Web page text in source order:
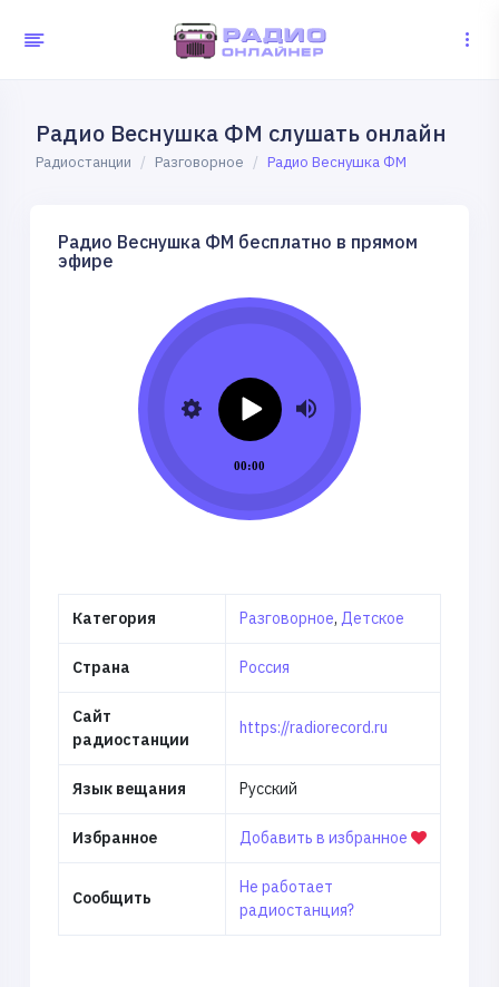
Радио Веснушка ФМ слушать онлайн
Радиостанции Разговорное Радио Веснушка ФМ
Радио Веснушка ФМ бесплатно в прямом
эфире
00:00
Категория Разговорное, Детское
Страна Россия
Сайт
радиостанции
https://radiorecord.ru
Язык вещания Русский
Избранное Добавить в избранное
Сообщить
Не работает
радиостанция?